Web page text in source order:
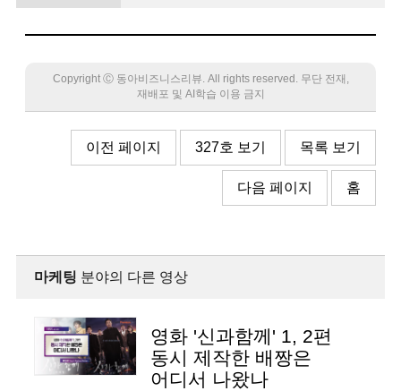
Copyright Ⓒ 동아비즈니스리뷰. All rights reserved. 무단 전재,
재배포 및 AI학습 이용 금지
이전 페이지 327호 보기 목록 보기
다음 페이지 홈
마케팅 분야의 다른 영상
영화 '신과함께' 1, 2편
동시 제작한 배짱은
어디서 나왔나